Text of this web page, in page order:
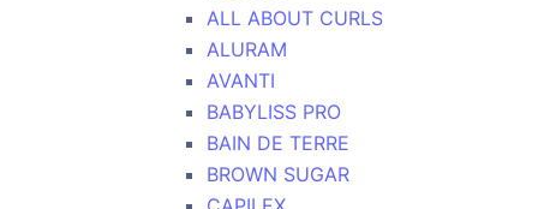
ALL ABOUT CURLS
ALURAM
AVANTI
BABYLISS PRO
BAIN DE TERRE
BROWN SUGAR